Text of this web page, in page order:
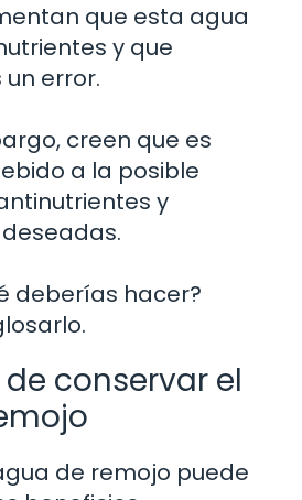
que esta agua
y que
error.
creen que es
a la posible
y
deberías hacer?
conservar el
de remojo puede